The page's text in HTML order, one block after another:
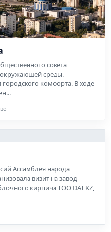
совета
среды,
городского комфорта. В ходе
Ассамблея народа
визит на завод
кирпича ТОО DAT KZ,